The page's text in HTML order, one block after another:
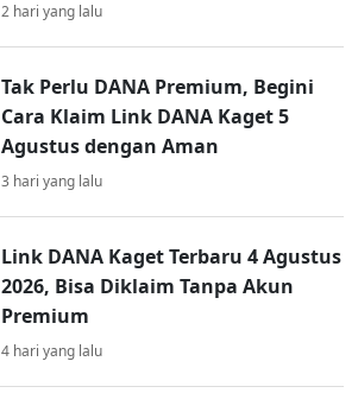
2 hari yang lalu
Tak Perlu DANA Premium, Begini
Cara Klaim Link DANA Kaget 5
Agustus dengan Aman
3 hari yang lalu
Link DANA Kaget Terbaru 4 Agustus
2026, Bisa Diklaim Tanpa Akun
Premium
4 hari yang lalu